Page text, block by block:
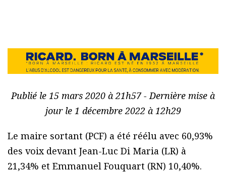
Publié le 15 mars 2020 à 21h57 - Dernière mise à
jour le 1 décembre 2022 à 12h29
Le maire sortant (PCF) a été réélu avec 60,93%
des voix devant Jean-Luc Di Maria (LR) à
21,34% et Emmanuel Fouquart (RN) 10,40%.